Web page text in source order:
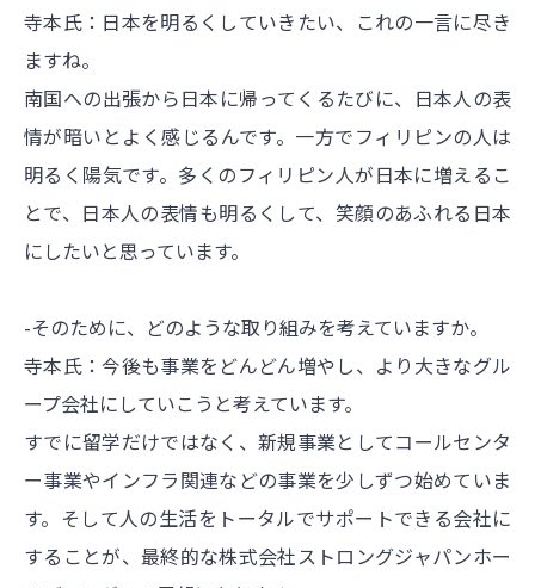
寺本氏：日本を明るくしていきたい、これの一言に尽き
ますね。
南国への出張から日本に帰ってくるたびに、日本人の表
情が暗いとよく感じるんです。一方でフィリピンの人は
明るく陽気です。多くのフィリピン人が日本に増えるこ
とで、日本人の表情も明るくして、笑顔のあふれる日本
にしたいと思っています。
-そのために、どのような取り組みを考えていますか。
寺本氏：今後も事業をどんどん増やし、より大きなグル
ープ会社にしていこうと考えています。
すでに留学だけではなく、新規事業としてコールセンタ
ー事業やインフラ関連などの事業を少しずつ始めていま
す。そして人の生活をトータルでサポートできる会社に
することが、最終的な株式会社ストロングジャパンホー